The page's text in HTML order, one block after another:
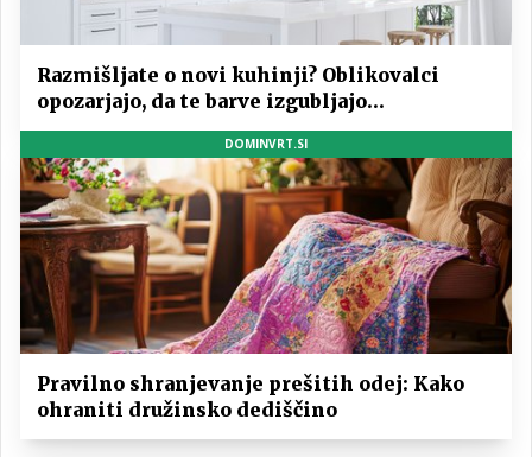
Razmišljate o novi kuhinji? Oblikovalci
opozarjajo, da te barve izgubljajo
priljubljenost
DOMINVRT.SI
Pravilno shranjevanje prešitih odej: Kako
ohraniti družinsko dediščino